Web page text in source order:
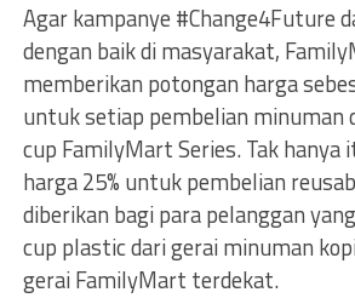
Agar kampanye #Change4Future
dengan baik di masyarakat,
memberikan potongan harga
untuk setiap pembelian minuman
cup FamilyMart Series. Tak hanya
harga 25% untuk pembelian
diberikan bagi para pelanggan
cup plastic dari gerai minuman
gerai FamilyMart terdekat.